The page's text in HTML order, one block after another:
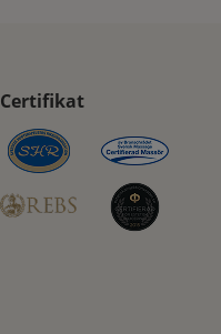
Certifikat